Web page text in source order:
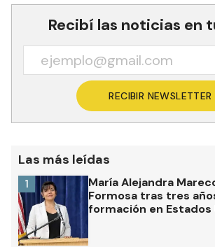
Recibí las noticias en
RECIBIR NEWSLETTER
Las más leídas
María Alejandra
Formosa tras tres
formación en Estados
1